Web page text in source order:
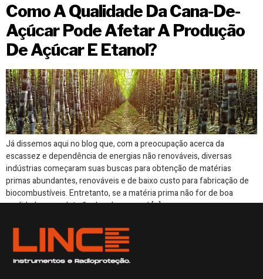
Como A Qualidade Da Cana-De-
Açúcar Pode Afetar A Produção
De Açúcar E Etanol?
Já dissemos aqui no blog que, com a preocupação acerca da
escassez e dependência de energias não renováveis, diversas
indústrias começaram suas buscas para obtenção de matérias
primas abundantes, renováveis e de baixo custo para fabricação de
biocombustíveis. Entretanto, se a matéria prima não for de boa
qualidade, o produto final pode – e será […]